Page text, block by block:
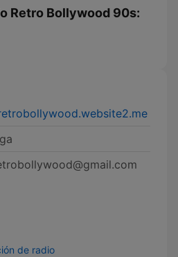
Retro Bollywood 90s:
de radio